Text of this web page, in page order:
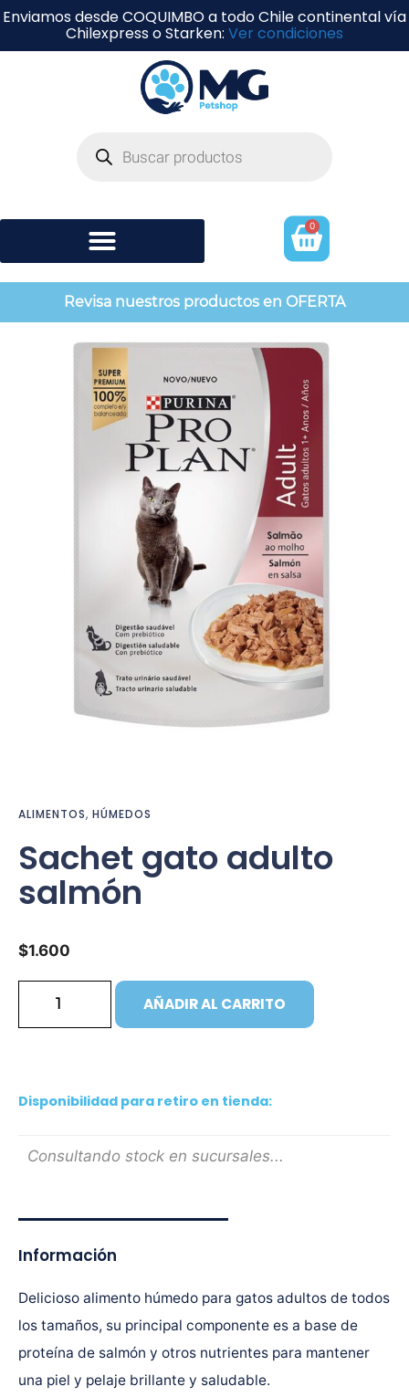
Enviamos desde COQUIMBO a todo Chile continental vía
Chilexpress o Starken: Ver condiciones
0
Revisa nuestros productos en OFERTA
ALIMENTOS, HÚMEDOS
Sachet gato adulto
salmón
$1.600
AÑADIR AL CARRITO
Disponibilidad para retiro en tienda:
Consultando stock en sucursales...
Información
Delicioso alimento húmedo para gatos adultos de todos
los tamaños, su principal componente es a base de
proteína de salmón y otros nutrientes para mantener
una piel y pelaje brillante y saludable.